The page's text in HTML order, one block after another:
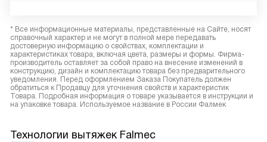
* Все информационные материалы, представленные на Сайте, носят
справочный характер и не могут в полной мере передавать
достоверную информацию о свойствах, комплектации и
характеристиках товара, включая цвета, размеры и формы. Фирма-
производитель оставляет за собой право на внесение изменений в
конструкцию, дизайн и комплектацию товара без предварительного
уведомления. Перед оформлением Заказа Покупатель должен
обратиться к Продавцу для уточнения свойств и характеристик
Товара. Подробная информация о товаре указывается в инструкции и
на упаковке товара. Используемое название в России Фалмек
Технологии вытяжек Falmec